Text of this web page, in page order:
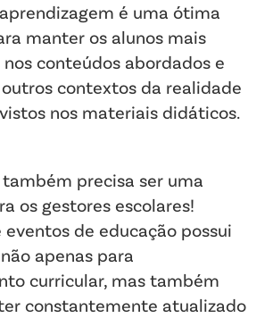
é uma ótima
manter os alunos mais
conteúdos abordados e
contextos da realidade
nos materiais didáticos.
também precisa ser uma
os gestores escolares!
de educação possui
apenas para
curricular, mas também
constantemente atualizado